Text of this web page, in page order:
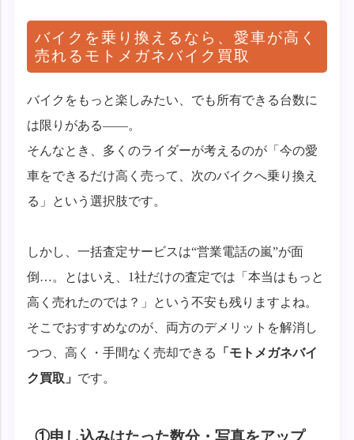
バイクを乗り換えるなら、愛車が高く
売れるモトメガネバイク買取
バイクをもっと楽しみたい、でも所有できる台数に
は限りがある——。
そんなとき、多くのライダーが考えるのが「今の愛
車をできるだけ高く売って、次のバイクへ乗り換え
る」という選択肢です。
しかし、一括査定サービスは“営業電話の嵐”が面
倒…。とはいえ、1社だけの査定では「本当はもっと
高く売れたのでは？」という不安も残りますよね。
そこでおすすめなのが、両方のデメリットを解消し
つつ、高く・手間なく売却できる
「モトメガネバイ
ク買取」 です。
①申し込みはたった数分・写真をアップ